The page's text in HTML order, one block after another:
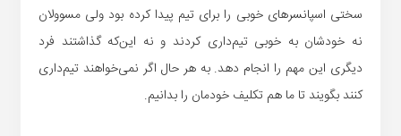
سختی اسپانسرهای خوبی را برای تیم پیدا کرده بود ولی مسوولان
نه خودشان به خوبی تیم‌داری کردند و نه این‌که گذاشتند فرد
دیگری این مهم را انجام دهد. به هر حال اگر نمی‌خواهند تیم‌داری
کنند بگویند تا ما هم تکلیف خودمان را بدانیم.